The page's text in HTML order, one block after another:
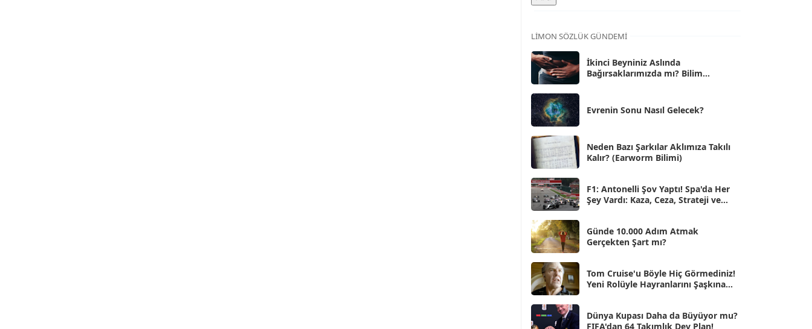
Ara 2025
Kas 2025
Eki 2025
Eyl 2025 [56]
Ağu 2025
Tem 2025
Haz 2025
May 2025 [54]
Nis 2025 [56]
Mar 2025 [50]
Şub 2025 [57]
Oca 2025
Ara 2024 [25]
Kas 2024
Eki 2024 [46]
LIMON SÖZLÜK GÜNDEMI
İkinci Beyniniz Aslında
Bağırsaklarımızda mı? Bilim
Evrenin Sonu Nasıl Gelecek?
Neden Bazı Şarkılar Aklımıza Takılı
Kalır? (Earworm Bilimi)
F1: Antonelli Şov Yaptı! Spa'da Her
Şey Vardı: Kaza, Ceza, Strateji ve
Günde 10.000 Adım Atmak
Gerçekten Şart mı?
Tom Cruise'u Böyle Hiç Görmediniz!
Yeni Rolüyle Hayranlarını Şaşkına
Dünya Kupası Daha da Büyüyor mu?
FIFA'dan 64 Takımlık Dev Plan!